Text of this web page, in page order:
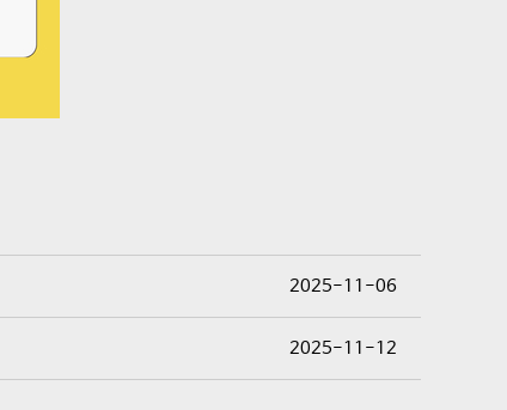
2025-11-06
2025-11-12